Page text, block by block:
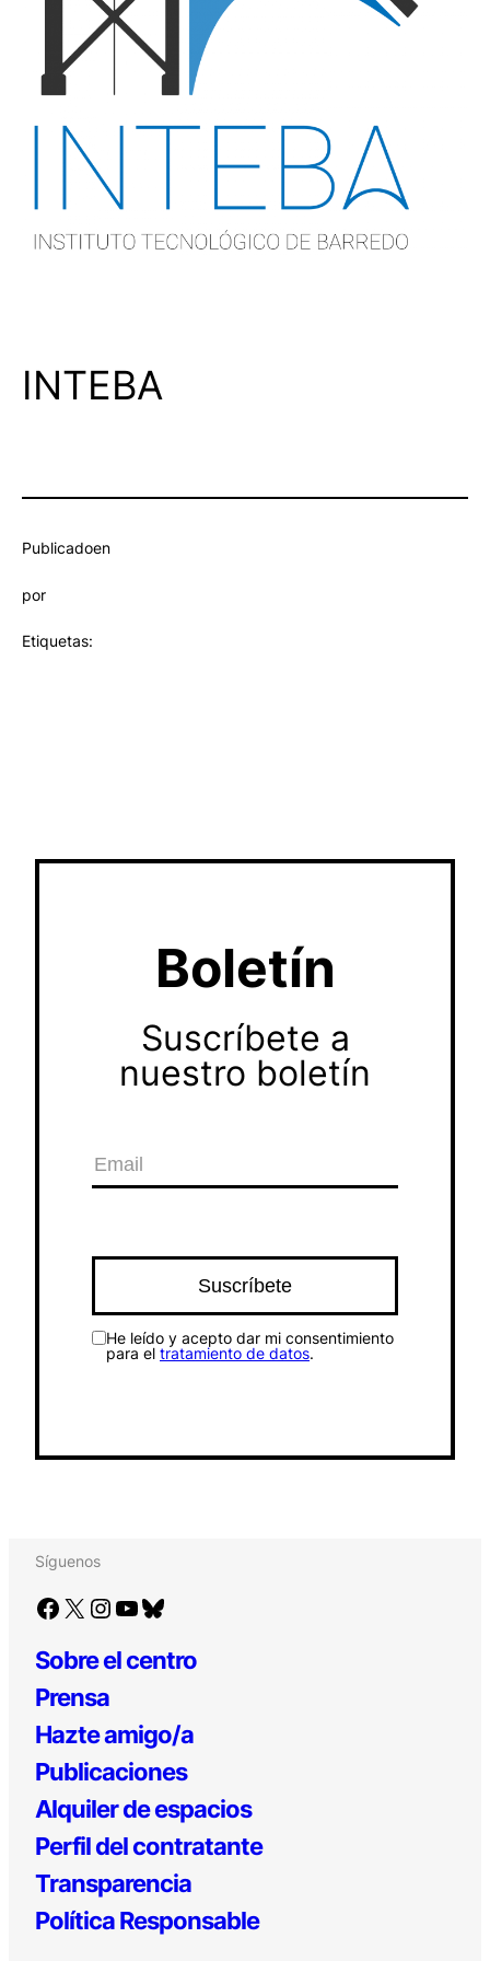
INTEBA
Publicadoen
por
Etiquetas:
Boletín
Suscríbete a
nuestro boletín
He leído y acepto dar mi consentimiento
para el tratamiento de datos.
Síguenos
Facebook X Instagram YouTube Bluesky
Sobre el centro
Prensa
Hazte amigo/a
Publicaciones
Alquiler de espacios
Perfil del contratante
Transparencia
Política Responsable